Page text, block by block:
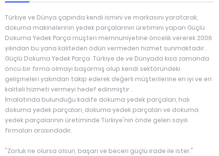
Türkiye ve Dünya çapında kendi ismini ve markasını yaratarak,
dokuma makinelerinin yedek parçalarının üretimini yapan Güçlü
Dokuma Yedek Parça müşteri memnuniyetine öncelik vererek 2006
yılından bu yana kaliteden ödün vermeden hizmet sunmaktadır.
Güçlü Dokuma Yedek Parça Türkiye de ve Dünyada kısa zamanda
öncü bir firma olmayı başarmış olup kendi sektöründeki
gelişmeleri yakından takip ederek değerli müşterilerine en iyi ve en
kaliteli hizmeti vermeyi hedef edinmiştir .
İmalatında bulunduğu kadife dokuma yedek parçaları, halı
dokuma yedek parçaları, dokuma yedek parçaları ve dokuma
yedek parçalarının üretiminde Türkiye'nin önde gelen sayılı
firmaları arasındadır.
"Zorluk ne olursa olsun, başarı ve beceri güçlü irade ile ister."